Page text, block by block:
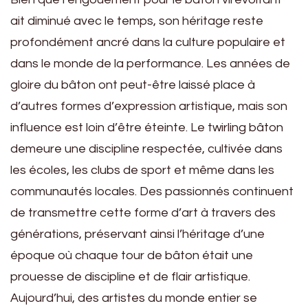
ait diminué avec le temps, son héritage reste
profondément ancré dans la culture populaire et
dans le monde de la performance. Les années de
gloire du bâton ont peut-être laissé place à
d’autres formes d’expression artistique, mais son
influence est loin d’être éteinte. Le twirling bâton
demeure une discipline respectée, cultivée dans
les écoles, les clubs de sport et même dans les
communautés locales. Des passionnés continuent
de transmettre cette forme d’art à travers des
générations, préservant ainsi l’héritage d’une
époque où chaque tour de bâton était une
prouesse de discipline et de flair artistique.
Aujourd’hui, des artistes du monde entier se